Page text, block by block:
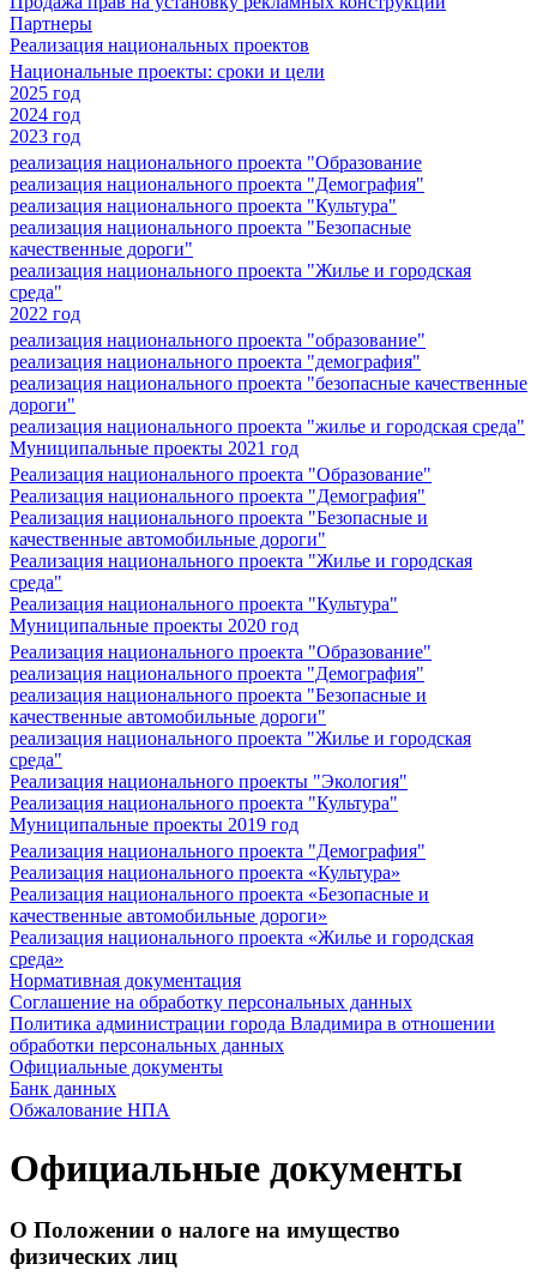
Партнеры
Реализация национальных проектов
Национальные проекты: сроки и цели
2025 год
2024 год
2023 год
реализация национального проекта "Образование
реализация национального проекта "Демография"
реализация национального проекта "Культура"
реализация национального проекта "Безопасные
качественные дороги"
реализация национального проекта "Жилье и городская
среда"
2022 год
реализация национального проекта "образование"
реализация национального проекта "демография"
реализация национального проекта "безопасные качественные
дороги"
реализация национального проекта "жилье и городская среда"
Муниципальные проекты 2021 год
Реализация национального проекта "Образование"
Реализация национального проекта "Демография"
Реализация национального проекта "Безопасные и
качественные автомобильные дороги"
Реализация национального проекта "Жилье и городская
среда"
Реализация национального проекта "Культура"
Муниципальные проекты 2020 год
Реализация национального проекта "Образование"
реализация национального проекта "Демография"
реализация национального проекта "Безопасные и
качественные автомобильные дороги"
реализация национального проекта "Жилье и городская
среда"
Реализация национального проекты "Экология"
Реализация национального проекта "Культура"
Муниципальные проекты 2019 год
Реализация национального проекта "Демография"
Реализация национального проекта «Культура»
Реализация национального проекта «Безопасные и
качественные автомобильные дороги»
Реализация национального проекта «Жилье и городская
среда»
Нормативная документация
Соглашение на обработку персональных данных
Политика администрации города Владимира в отношении
обработки персональных данных
Официальные документы
Банк данных
Обжалование НПА
Официальные документы
О Положении о налоге на имущество
физических лиц